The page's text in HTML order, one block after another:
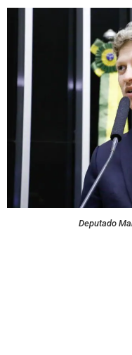
Deputado